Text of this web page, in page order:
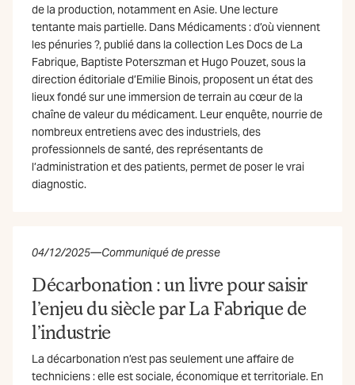
de la production, notamment en Asie. Une lecture
tentante mais partielle. Dans Médicaments : d’où viennent
les pénuries ?, publié dans la collection Les Docs de La
Fabrique, Baptiste Poterszman et Hugo Pouzet, sous la
direction éditoriale d’Emilie Binois, proposent un état des
lieux fondé sur une immersion de terrain au cœur de la
chaîne de valeur du médicament. Leur enquête, nourrie de
nombreux entretiens avec des industriels, des
professionnels de santé, des représentants de
l’administration et des patients, permet de poser le vrai
diagnostic.
04/12/2025—Communiqué de presse
Décarbonation : un livre pour saisir
l’enjeu du siècle par La Fabrique de
l’industrie
La décarbonation n’est pas seulement une affaire de
techniciens : elle est sociale, économique et territoriale. En